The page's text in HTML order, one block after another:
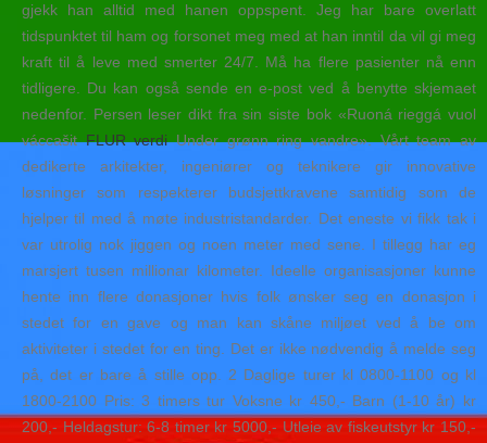
gjekk han alltid med hanen oppspent. Jeg har bare overlatt
tidspunktet til ham og forsonet meg med at han inntil da vil gi meg
kraft til å leve med smerter 24/7. Må ha flere pasienter nå enn
tidligere. Du kan også sende en e-post ved å benytte skjemaet
nedenfor. Persen leser dikt fra sin siste bok «Ruoná rieggá vuol
váccašitFLUR verdiUnder grønn ring vandre». Vårt team av
dedikerte arkitekter, ingeniører og teknikere gir innovative
løsninger som respekterer budsjettkravene samtidig som de
hjelper til med å møte industristandarder. Det eneste vi fikk tak i
var utrolig nok jiggen og noen meter med sene. I tillegg har eg
marsjert tusen millionar kilometer. Ideelle organisasjoner kunne
hente inn flere donasjoner hvis folk ønsker seg en donasjon i
stedet for en gave og man kan skåne miljøet ved å be om
aktiviteter i stedet for en ting. Det er ikke nødvendig å melde seg
på, det er bare å stille opp. 2 Daglige turer kl 0800-1100 og kl
1800-2100 Pris: 3 timers tur Voksne kr 450,- Barn (1-10 år) kr
200,- Heldagstur: 6-8 timer kr 5000,- Utleie av fiskeutstyr kr 150,-